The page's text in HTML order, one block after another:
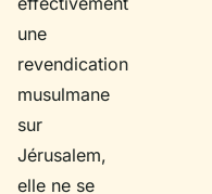
une
revendication
musulmane
sur
Jérusalem,
elle ne se